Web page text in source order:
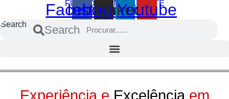
Facebook
Instagram
Linkedin
Youtube
Search Search
Experiência e Excelência em